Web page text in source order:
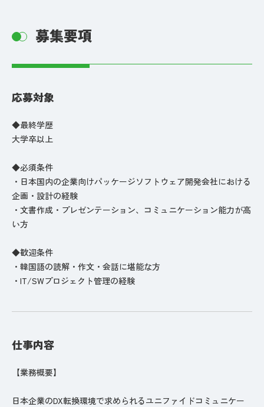
募集要項
応募対象
◆最終学歴
大学卒以上
◆必須条件
・日本国内の企業向けパッケージソフトウェア開発会社における
企画・設計の経験
・文書作成・プレゼンテーション、コミュニケーション能力が高
い方
◆歓迎条件
・韓国語の読解・作文・会話に堪能な方
・IT/SWプロジェクト管理の経験
仕事内容
【業務概要】
日本企業のDX転換環境で求められるユニファイドコミュニケー